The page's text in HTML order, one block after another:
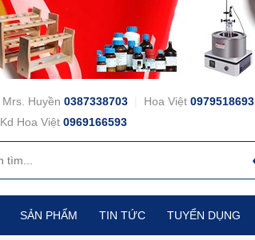
Mrs. Huyền 0387338703 Hoa Việt 0979518693
Kd Hoa Việt 0969166593
SẢN PHẨM TIN TỨC TUYỂN DỤNG